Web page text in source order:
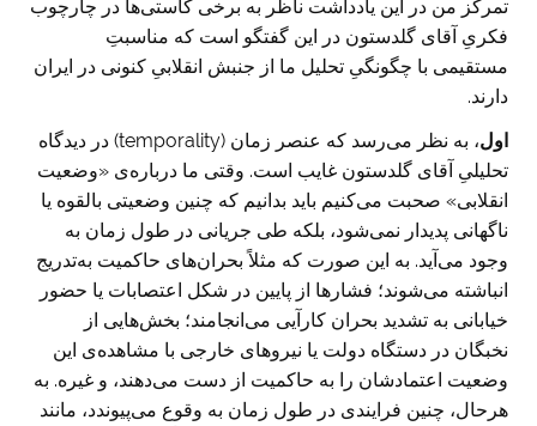
تمرکز من در این یادداشت ناظر به برخی کاستی‌ها در چارچوب
فکریِ آقای گلدستون در این گفتگو است که مناسبتِ
مستقیمی با چگونگیِ تحلیل ما از جنبش انقلابیِ کنونی در ایران
دارند.
اول
، به نظر می‌رسد که عنصر زمان (temporality) در دیدگاه
تحلیلیِ آقای گلدستون غایب است. وقتی ما درباره‌ی «وضعیت
انقلابی» صحبت می‌کنیم باید بدانیم که چنین وضعیتی بالقوه یا
ناگهانی پدیدار نمی‌شود، بلکه طی جریانی در طول زمان به
وجود می‌آید. به این صورت که مثلاً بحران‌های حاکمیت به‌تدریج
انباشته می‌شوند؛ فشارها از پایین در شکل اعتصابات یا حضور
خیابانی به تشدید بحران کارآیی می‌انجامند؛ بخش‌هایی از
نخبگان در دستگاه دولت یا نیروهای خارجی با مشاهده‌ی این
وضعیت اعتمادشان را به حاکمیت از دست می‌دهند، و غیره. به
هرحال، چنین فرایندی در طول زمان به وقوع می‌پیوندد، مانند